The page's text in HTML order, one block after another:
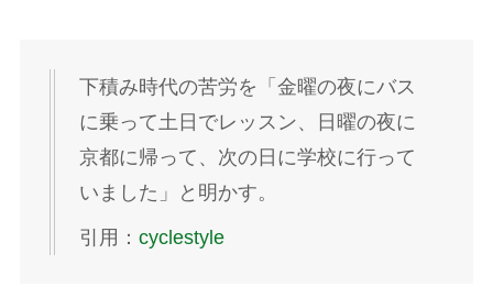
下積み時代の苦労を「金曜の夜にバス
に乗って土日でレッスン、日曜の夜に
京都に帰って、次の日に学校に行って
いました」と明かす。
引用： cyclestyle